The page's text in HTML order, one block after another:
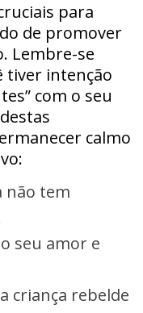
para
de promover
Lembre-se
tiver intenção
com o seu
calmo
não tem
seu amor e
criança rebelde